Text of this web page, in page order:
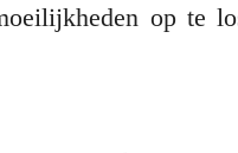
op te